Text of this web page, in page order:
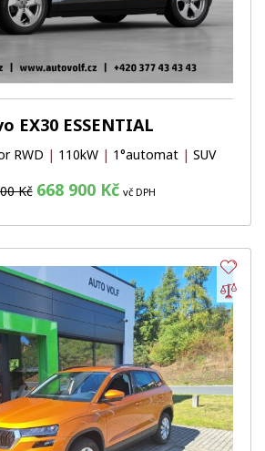
EX30 ESSENTIAL
RWD | 110kW | 1°automat | SUV
Kč 668 900 Kč vč DPH